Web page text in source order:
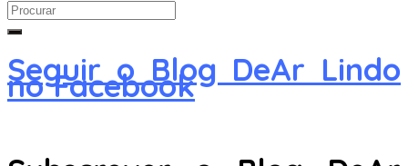
Search
for:
Seguir o Blog DeAr Lindo
no Facebook